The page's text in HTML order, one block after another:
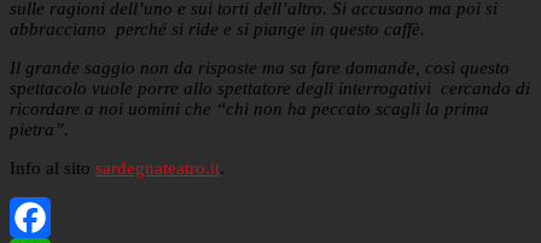
sulle ragioni dell’uno e sui torti dell’altro. Si accusano ma poi si
abbracciano perché si ride e si piange in questo caffè.
Il grande saggio non da risposte ma sa fare domande, così questo
spettacolo vuole porre allo spettatore degli interrogativi cercando di
ricordare a noi uomini che “chi non ha peccato scagli la prima
pietra”.
Info al sito sardegnateatro.it.